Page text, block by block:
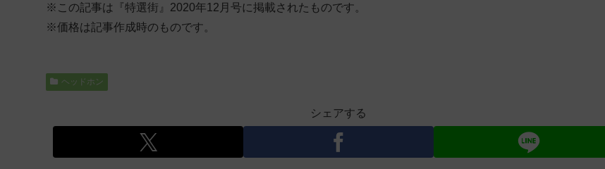
※この記事は『特選街』2020年12月号に掲載されたものです。
※価格は記事作成時のものです。
ヘッドホン
シェアする